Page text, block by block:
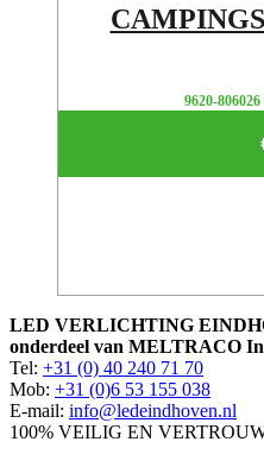
9620-
LED VERLICHTING
onderdeel van MELTRACO
Tel: +31 (0) 40 240 71 70
Mob: +31 (0)6 53 155 038
E-mail: info@ledeindhoven.nl
100% VEILIG EN